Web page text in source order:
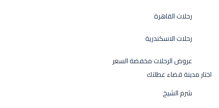
رحلات القاهرة
رحلات الاسكندرية
عروض الرحلات مخفضة السعر
اختار مدينة قضاء عطلتك
شرم الشيخ